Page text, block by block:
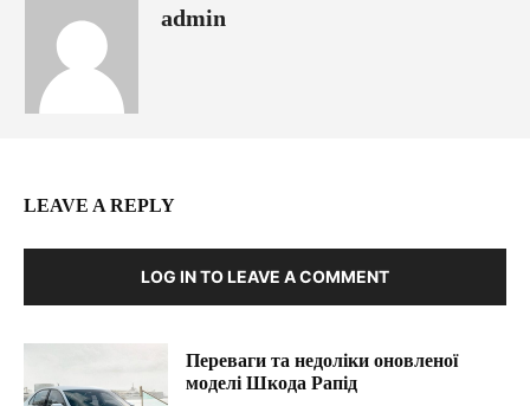
admin
LEAVE A REPLY
LOG IN TO LEAVE A COMMENT
Переваги та недоліки оновленої
моделі Шкода Рапід